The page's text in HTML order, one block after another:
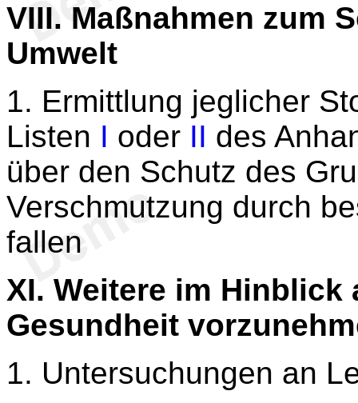
VIII. Maßnahmen zum
Umwelt
1. Ermittlung jeglicher
Listen I oder II des
über den Schutz des
Verschmutzung durch
fallen
XI. Weitere im Hinblick
Gesundheit
1. Untersuchungen an